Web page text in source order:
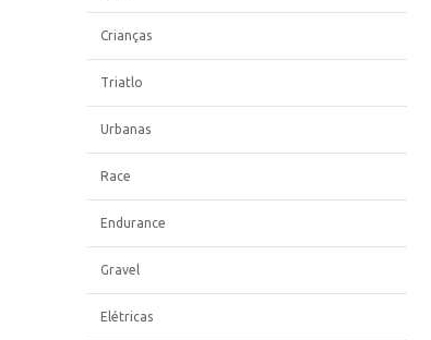
Crianças
Triatlo
Urbanas
Race
Endurance
Gravel
Elétricas